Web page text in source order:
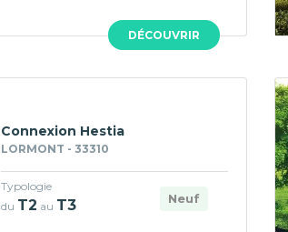
DÉCOUVRIR
Connexion Hestia
LORMONT - 33310
Neuf
Typologie
du T2 au T3